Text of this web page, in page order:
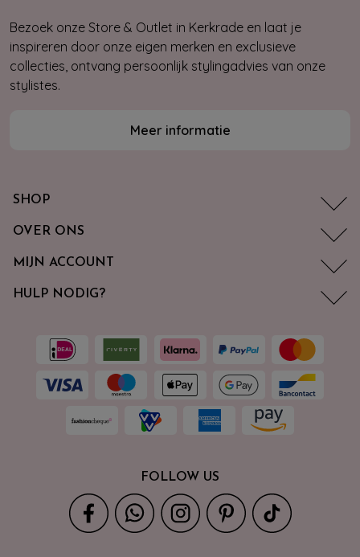
Bezoek onze Store & Outlet in Kerkrade en laat je
inspireren door onze eigen merken en exclusieve
collecties, ontvang persoonlijk stylingadvies van onze
stylistes.
Meer informatie
SHOP
OVER ONS
MIJN ACCOUNT
HULP NODIG?
FOLLOW US